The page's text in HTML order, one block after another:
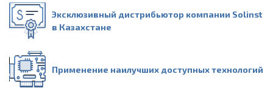
Эксклюзивный дистрибьютор компании Solinst
в Казахстане
Применение наилучших доступных технологий